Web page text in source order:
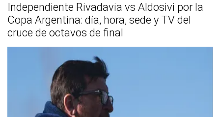
Independiente Rivadavia vs Aldosivi por la
Copa Argentina: día, hora, sede y TV del
cruce de octavos de final